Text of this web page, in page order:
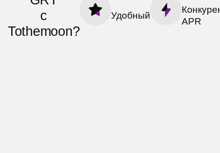
с
Tothemoon?
Удобный
APR